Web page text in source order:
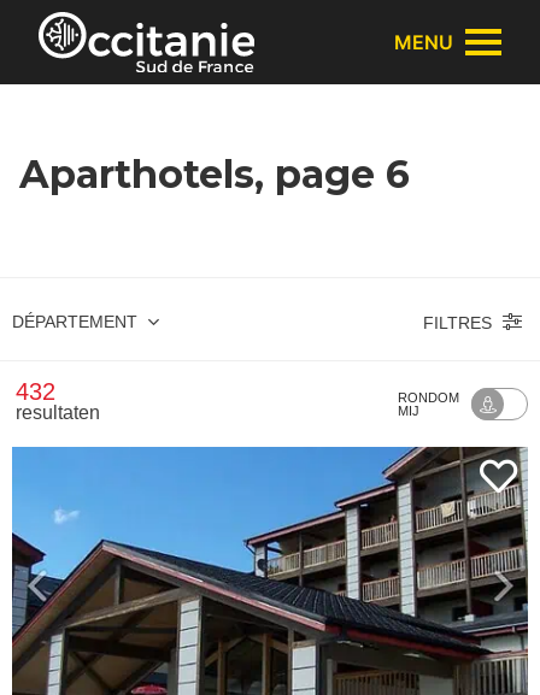
Cookies beheer paneel
MENU
Aparthotels, page 6
DÉPARTEMENT FILTRES
432
resultaten
RONDOM
MIJ